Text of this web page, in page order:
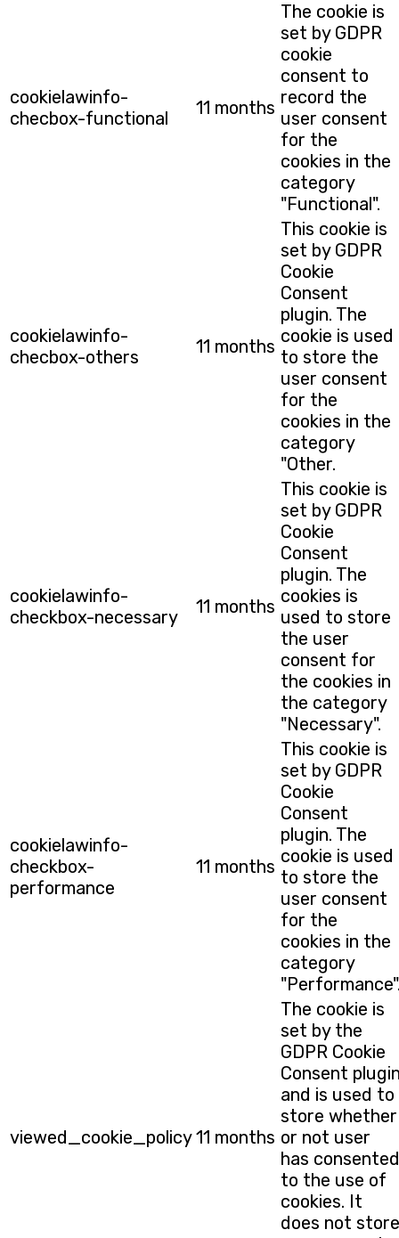
cookielawinfo-
checbox-functional
11 months
The cookie is
set by GDPR
cookie
consent to
record the
user consent
for the
cookies in the
category
"Functional".
cookielawinfo-
checbox-others
11 months
This cookie is
set by GDPR
Cookie
Consent
plugin. The
cookie is used
to store the
user consent
for the
cookies in the
category
"Other.
cookielawinfo-
checkbox-necessary
11 months
This cookie is
set by GDPR
Cookie
Consent
plugin. The
cookies is
used to store
the user
consent for
the cookies in
the category
"Necessary".
cookielawinfo-
checkbox-
performance
11 months
This cookie is
set by GDPR
Cookie
Consent
plugin. The
cookie is used
to store the
user consent
for the
cookies in the
category
viewed_cookie_policy11 months
The cookie is
set by the
GDPR Cookie
Consent
and is used to
store whether
or not user
has consented
to the use of
cookies. It
does not store